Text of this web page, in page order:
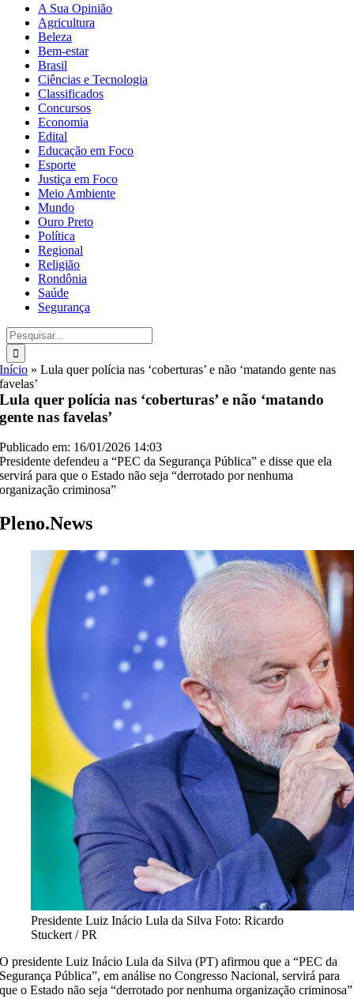
A Sua Opinião
Agricultura
Beleza
Bem-estar
Brasil
Ciências e Tecnologia
Classificados
Concursos
Economia
Edital
Educação em Foco
Esporte
Justiça em Foco
Meio Ambiente
Mundo
Ouro Preto
Política
Regional
Religião
Rondônia
Saúde
Segurança
Buscar
resultados
para:
Início »Lula quer polícia nas ‘coberturas’ e não ‘matando gente nas
favelas’
Lula quer polícia nas ‘coberturas’ e não ‘matando
gente nas favelas’
Publicado em: 16/01/2026 14:03
Presidente defendeu a “PEC da Segurança Pública” e disse que ela
servirá para que o Estado não seja “derrotado por nenhuma
organização criminosa”
Pleno.News
Presidente Luiz Inácio Lula da SilvaFoto: Ricardo
Stuckert / PR
O presidente Luiz Inácio Lula da Silva (PT) afirmou que a “PEC da
Segurança Pública”, em análise no Congresso Nacional, servirá para
que o Estado não seja “derrotado por nenhuma organização criminosa”